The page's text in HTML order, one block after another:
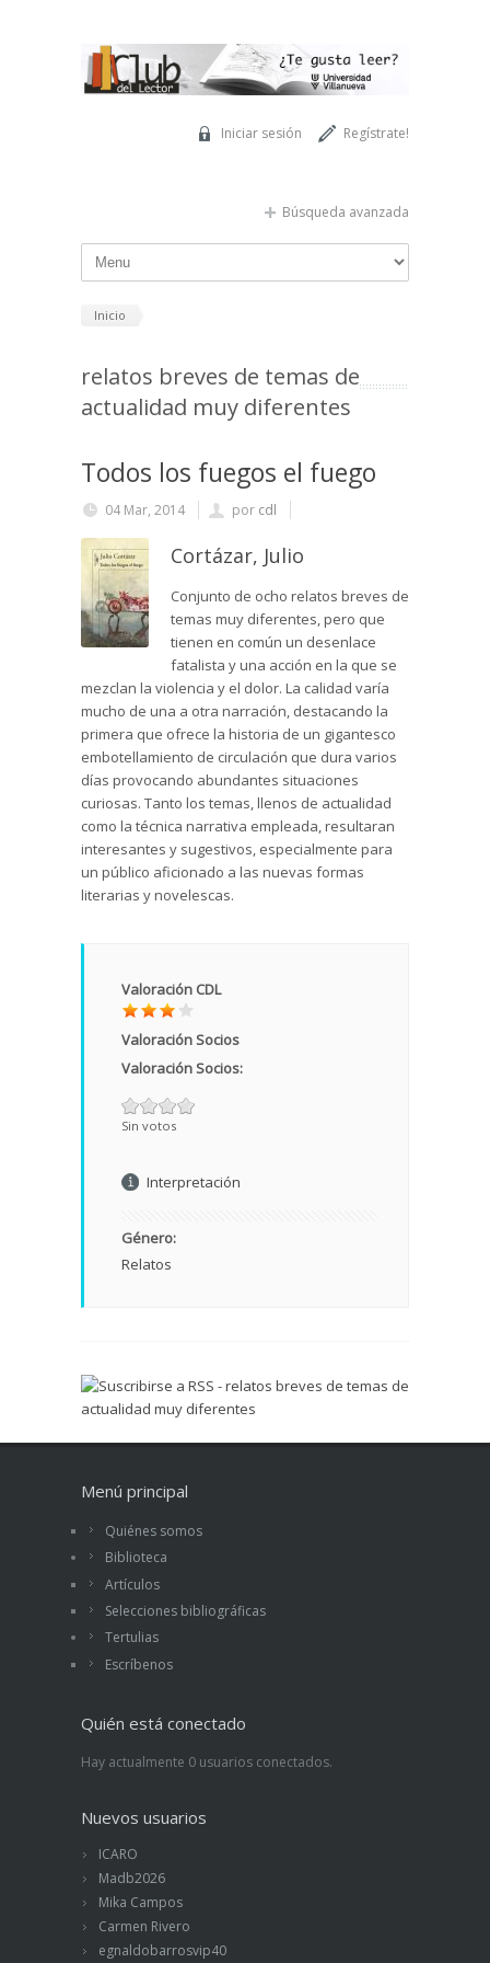
Regístrate!
Iniciar sesión
Búsqueda avanzada
Inicio
relatos breves de temas de
actualidad muy diferentes
Todos los fuegos el fuego
04 Mar, 2014 por cdl
Cortázar, Julio
Conjunto de ocho relatos breves de
temas muy diferentes, pero que
tienen en común un desenlace
fatalista y una acción en la que se
mezclan la violencia y el dolor. La calidad varía
mucho de una a otra narración, destacando la
primera que ofrece la historia de un gigantesco
embotellamiento de circulación que dura varios
días provocando abundantes situaciones
curiosas. Tanto los temas, llenos de actualidad
como la técnica narrativa empleada, resultaran
interesantes y sugestivos, especialmente para
un público aficionado a las nuevas formas
literarias y novelescas.
Valoración CDL
Valoración Socios
Valoración Socios:
Sin votos
Interpretación
Género:
Relatos
Menú principal
Quiénes somos
Biblioteca
Artículos
Selecciones bibliográficas
Tertulias
Escríbenos
Quién está conectado
Hay actualmente 0 usuarios conectados.
Nuevos usuarios
ICARO
Madb2026
Mika Campos
Carmen Rivero
egnaldobarrosvip40